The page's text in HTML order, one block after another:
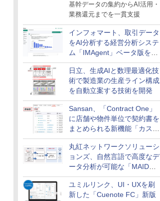
基幹データの集約からAI活用・
業務還元までを一貫支援
インフォマート、取引データ
をAI分析する経営分析システ
ム「IMAgent」ベータ版を提
供
日立、生成AIと数理最適化技
術で製造業の生産ライン構成
を自動立案する技術を開発
Sansan、「Contract One」
に店舗や物件単位で契約書を
まとめられる新機能「カスタ
ム契約ツリー」を追加
丸紅ネットワークソリューシ
ョンズ、自然言語で高度なデ
ータ分析が可能な「MAIDOA
AI ASSIST」を9月より提供
ユミルリンク、UI・UXを刷
新した「Cuenote FC」新版